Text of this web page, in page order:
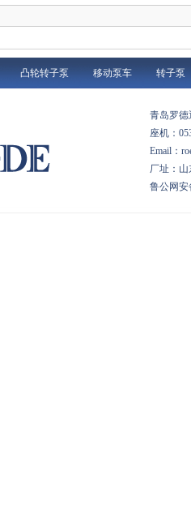
凸轮转子泵 移动泵车 转子泵
青岛罗
座机：
Email：
厂址：
鲁公网安